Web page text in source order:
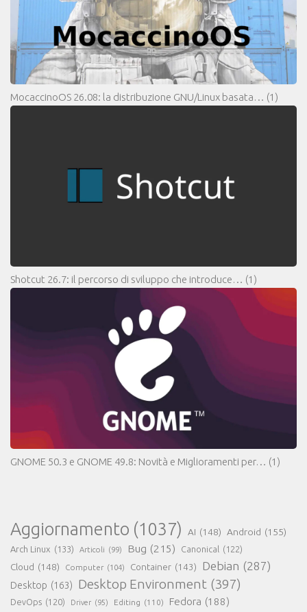
MocaccinoOS 26.08: la distribuzione GNU/Linux basata… (1)
Shotcut 26.7: il percorso di sviluppo che introduce… (1)
GNOME 50.3 e GNOME 49.8: Novità e Miglioramenti per… (1)
Aggiornamento (1037) AI (148) Android (155)
Arch Linux (133) Articoli (99) Bug (215) Canonical (122)
Cloud (148) Computer (104) Container (143) Debian (287)
Desktop (163) Desktop Environment (397)
DevOps (120) Driver (95) Editing (110) Fedora (188)